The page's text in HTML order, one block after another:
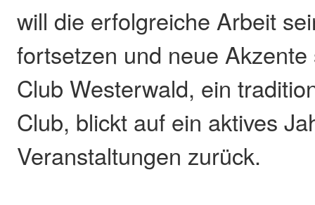
will die erfolgreiche Arbeit
fortsetzen und neue
Club Westerwald, ein
Club, blickt auf ein aktives
Veranstaltungen zurück.